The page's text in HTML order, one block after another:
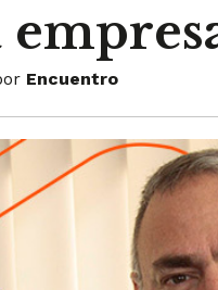
Encuentro